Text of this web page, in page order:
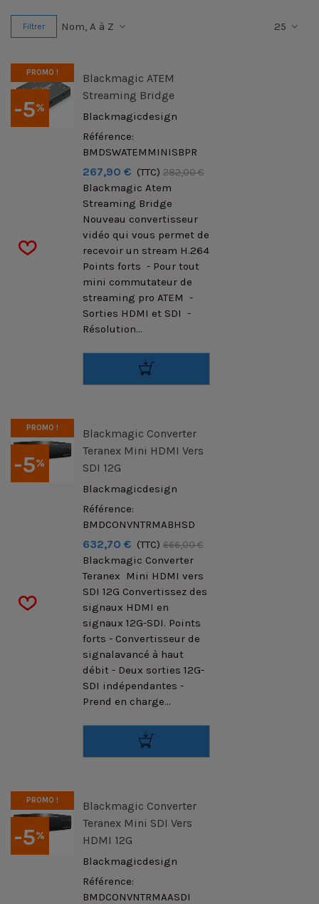
Filtrer Nom, A à Z 25
-5%
PROMO !
Blackmagic ATEM
Streaming Bridge
Blackmagicdesign
Référence:
BMDSWATEMMINISBPR
267,90 € (TTC) 282,00 €
Blackmagic Atem
Streaming Bridge
Nouveau convertisseur
vidéo qui vous permet de
recevoir un stream H.264
Points forts - Pour tout
mini commutateur de
streaming pro ATEM -
Sorties HDMI et SDI -
Résolution...
-5%
PROMO !
Blackmagic Converter
Teranex Mini HDMI Vers
SDI 12G
Blackmagicdesign
Référence:
BMDCONVNTRMABHSD
632,70 € (TTC) 666,00 €
Blackmagic Converter
Teranex Mini HDMI vers
SDI 12G Convertissez des
signaux HDMI en
signaux 12G-SDI. Points
forts - Convertisseur de
signalavancé à haut
débit - Deux sorties 12G-
SDI indépendantes -
Prend en charge...
-5%
PROMO !
Blackmagic Converter
Teranex Mini SDI Vers
HDMI 12G
Blackmagicdesign
Référence:
BMDCONVNTRMAASDI